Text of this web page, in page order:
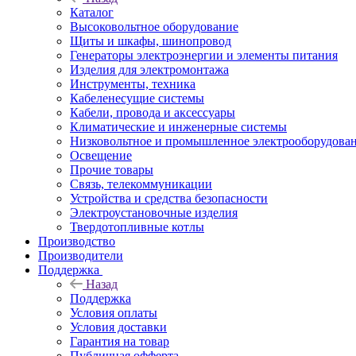
Каталог
Высоковольтное оборудование
Щиты и шкафы, шинопровод
Генераторы электроэнергии и элементы питания
Изделия для электромонтажа
Инструменты, техника
Кабеленесущие системы
Кабели, провода и аксессуары
Климатические и инженерные системы
Низковольтное и промышленное
Освещение
Прочие товары
Связь, телекоммуникации
Устройства и средства безопасности
Электроустановочные изделия
Твердотопливные котлы
Производство
Производители
Поддержка
Назад
Поддержка
Условия оплаты
Условия доставки
Гарантия на товар